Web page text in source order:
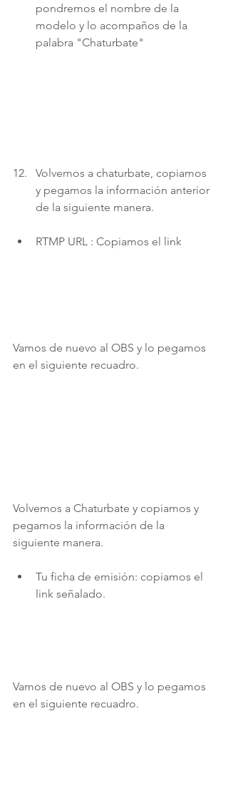
pondremos el nombre de la
modelo y lo acompaños de la
palabra "Chaturbate"
Volvemos a chaturbate, copiamos
y pegamos la información anterior
de la siguiente manera.
RTMP URL : Copiamos el link
Vamos de nuevo al OBS y lo pegamos
en el siguiente recuadro.
Volvemos a Chaturbate y copiamos y
pegamos la información de la
siguiente manera.
Tu ficha de emisión: copiamos el
link señalado.
Vamos de nuevo al OBS y lo pegamos
en el siguiente recuadro.